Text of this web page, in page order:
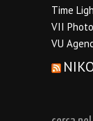
Time
VII Photo
VU